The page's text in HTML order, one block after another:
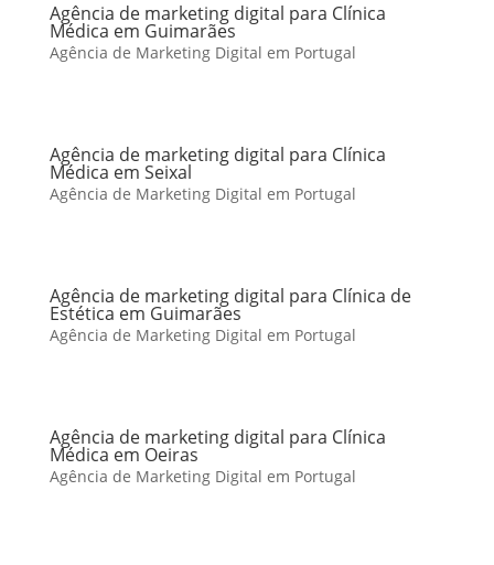
Agência de marketing digital para Clínica
Médica em Guimarães
Agência de Marketing Digital em Portugal
Agência de marketing digital para Clínica
Médica em Seixal
Agência de Marketing Digital em Portugal
Agência de marketing digital para Clínica de
Estética em Guimarães
Agência de Marketing Digital em Portugal
Agência de marketing digital para Clínica
Médica em Oeiras
Agência de Marketing Digital em Portugal